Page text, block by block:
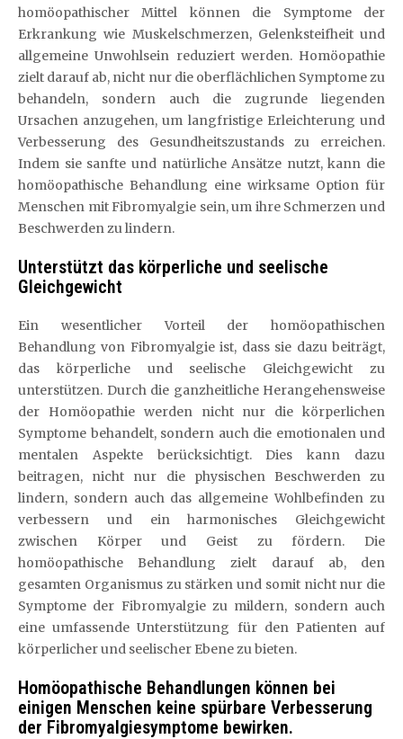
homöopathischer Mittel können die Symptome der
Erkrankung wie Muskelschmerzen, Gelenksteifheit und
allgemeine Unwohlsein reduziert werden. Homöopathie
zielt darauf ab, nicht nur die oberflächlichen Symptome zu
behandeln, sondern auch die zugrunde liegenden
Ursachen anzugehen, um langfristige Erleichterung und
Verbesserung des Gesundheitszustands zu erreichen.
Indem sie sanfte und natürliche Ansätze nutzt, kann die
homöopathische Behandlung eine wirksame Option für
Menschen mit Fibromyalgie sein, um ihre Schmerzen und
Beschwerden zu lindern.
Unterstützt das körperliche und seelische
Gleichgewicht
Ein wesentlicher Vorteil der homöopathischen
Behandlung von Fibromyalgie ist, dass sie dazu beiträgt,
das körperliche und seelische Gleichgewicht zu
unterstützen. Durch die ganzheitliche Herangehensweise
der Homöopathie werden nicht nur die körperlichen
Symptome behandelt, sondern auch die emotionalen und
mentalen Aspekte berücksichtigt. Dies kann dazu
beitragen, nicht nur die physischen Beschwerden zu
lindern, sondern auch das allgemeine Wohlbefinden zu
verbessern und ein harmonisches Gleichgewicht
zwischen Körper und Geist zu fördern. Die
homöopathische Behandlung zielt darauf ab, den
gesamten Organismus zu stärken und somit nicht nur die
Symptome der Fibromyalgie zu mildern, sondern auch
eine umfassende Unterstützung für den Patienten auf
körperlicher und seelischer Ebene zu bieten.
Homöopathische Behandlungen können bei
einigen Menschen keine spürbare Verbesserung
der Fibromyalgiesymptome bewirken.